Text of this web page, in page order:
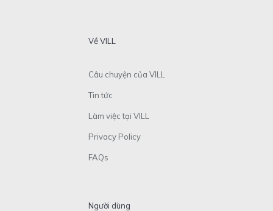
Về VILL
Câu chuyện của VILL
Tin tức
Làm việc tại VILL
Privacy Policy
FAQs
Người dùng